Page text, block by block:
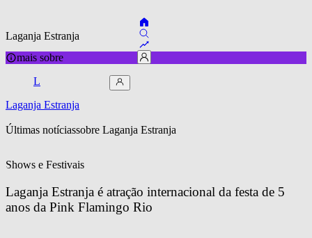
Laganja Estranja
mais sobre
L
Laganja Estranja
Últimas notíciassobre Laganja Estranja
Shows e Festivais
Laganja Estranja é atração internacional da festa de 5
anos da Pink Flamingo Rio